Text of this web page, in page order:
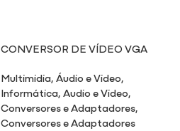
CONVERSOR DE VÍDEO VGA
Multimidia,Áudio e Video,
Informática,Audio e Video,
Conversores e Adaptadores,
Conversores e Adaptadores